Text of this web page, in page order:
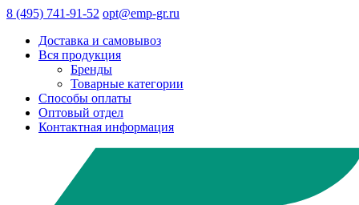
8 (495) 741-91-52 opt@emp-gr.ru
Доставка и самовывоз
Вся продукция
Бренды
Товарные категории
Способы оплаты
Оптовый отдел
Контактная информация